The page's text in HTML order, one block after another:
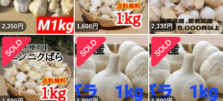
2,350円 1,600円 2,330円